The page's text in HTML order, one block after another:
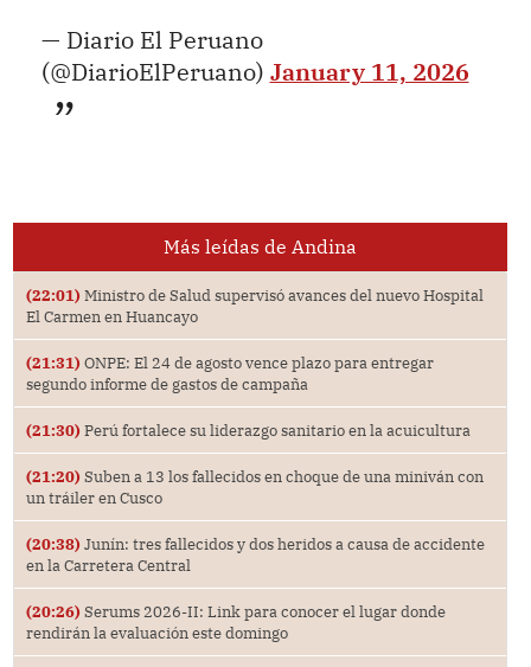
— Diario El Peruano
(@DiarioElPeruano) January 11, 2026
Más leídas de Andina
(22:01) Ministro de Salud supervisó avances del nuevo Hospital
El Carmen en Huancayo
(21:31) ONPE: El 24 de agosto vence plazo para entregar
segundo informe de gastos de campaña
(21:30) Perú fortalece su liderazgo sanitario en la acuicultura
(21:20) Suben a 13 los fallecidos en choque de una miniván con
un tráiler en Cusco
(20:38) Junín: tres fallecidos y dos heridos a causa de accidente
en la Carretera Central
(20:26) Serums 2026-II: Link para conocer el lugar donde
rendirán la evaluación este domingo